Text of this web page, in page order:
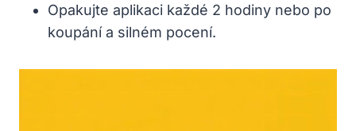
Opakujte aplikaci každé 2 hodiny nebo po
koupání a silném pocení.